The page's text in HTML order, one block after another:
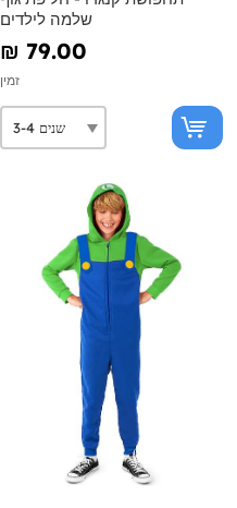
שלמה לילדים
₪‎ 79.00
זמין